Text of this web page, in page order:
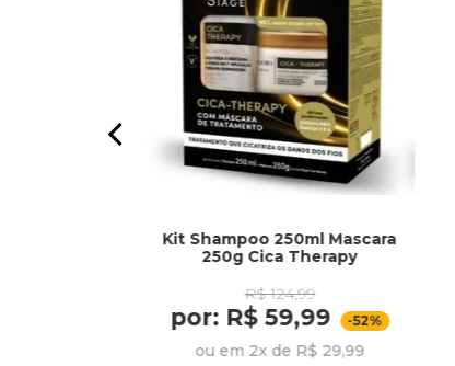
Kit Shampoo 250ml Mascara
250g Cica Therapy
R$ 124,99
por: R$ 59,99 -52%
ou em 2x de R$ 29,99